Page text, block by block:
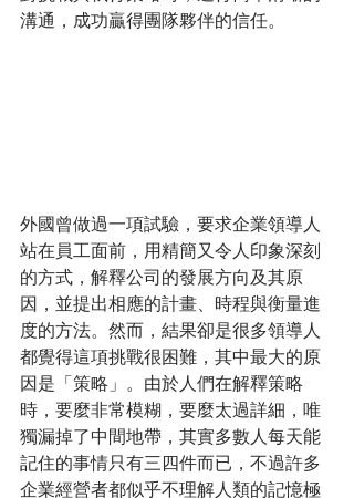
溝通，成功贏得團隊夥伴的信任。
外國曾做過一項試驗，要求企業領導人
站在員工面前，用精簡又令人印象深刻
的方式，解釋公司的發展方向及其原
因，並提出相應的計畫、時程與衡量進
度的方法。然而，結果卻是很多領導人
都覺得這項挑戰很困難，其中最大的原
因是「策略」。由於人們在解釋策略
時，要麼非常模糊，要麼太過詳細，唯
獨漏掉了中間地帶，其實多數人每天能
記住的事情只有三四件而已，不過許多
企業經營者都似乎不理解人類的記憶極